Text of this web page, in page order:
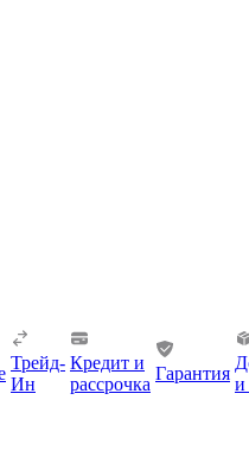
Трейд-
Ин
Кредит и
рассрочка
Гарантия
и